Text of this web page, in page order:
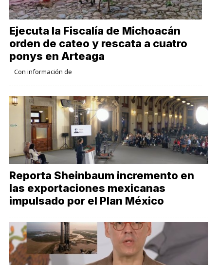
Ejecuta la Fiscalía de Michoacán
orden de cateo y rescata a cuatro
ponys en Arteaga
Con información de
Reporta Sheinbaum incremento en
las exportaciones mexicanas
impulsado por el Plan México